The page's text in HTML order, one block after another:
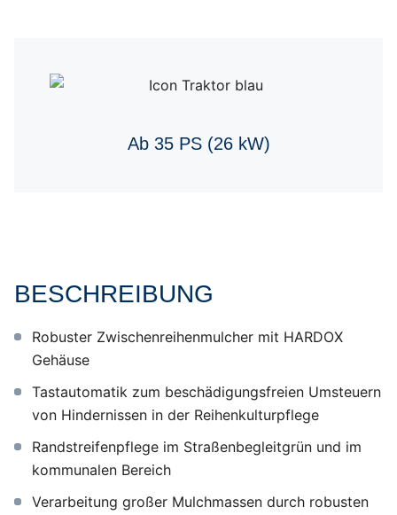
Ab 35 PS (26 kW)
BESCHREIBUNG
Robuster Zwischenreihenmulcher mit HARDOX
Gehäuse
Tastautomatik zum beschädigungsfreien Umsteuern
von Hindernissen in der Reihenkulturpflege
Randstreifenpflege im Straßenbegleitgrün und im
kommunalen Bereich
Verarbeitung großer Mulchmassen durch robusten